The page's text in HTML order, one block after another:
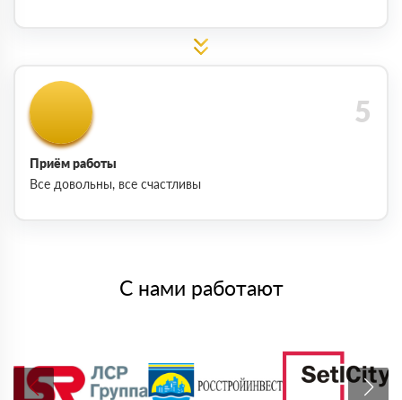
Приём работы
Все довольны, все счастливы
С нами работают